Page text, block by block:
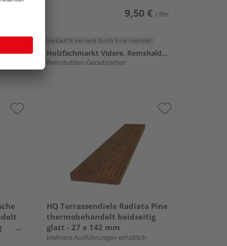
Holzfachmarkt Videre, Remshalden
9,50 € / lfm
Verkauf & Versand durch Ihren Händler
Holzfachmarkt Videre, Remshalden
Remshalden-Geradstetten
HQ Terrassendiele Radiata Pine
thermobehandelt beidseitig
glatt - 27 x 142 mm
Mehrere Ausführungen erhältlich